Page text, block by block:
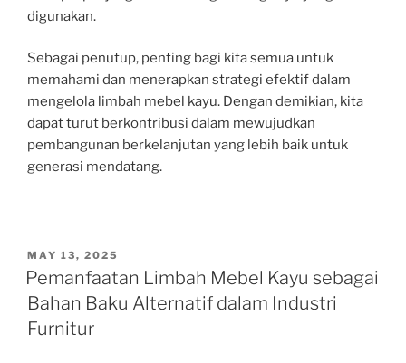
digunakan.
Sebagai penutup, penting bagi kita semua untuk
memahami dan menerapkan strategi efektif dalam
mengelola limbah mebel kayu. Dengan demikian, kita
dapat turut berkontribusi dalam mewujudkan
pembangunan berkelanjutan yang lebih baik untuk
generasi mendatang.
POSTED
ON
MAY 13, 2025
Pemanfaatan Limbah Mebel Kayu sebagai
Bahan Baku Alternatif dalam Industri
Furnitur